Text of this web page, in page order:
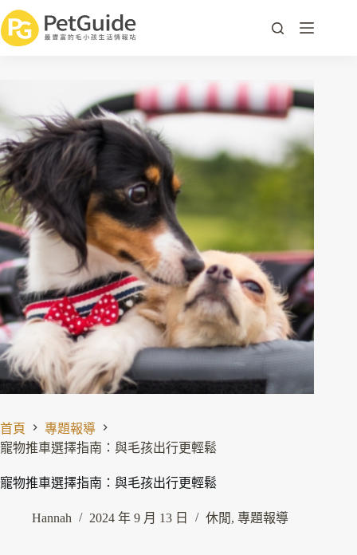
首頁
專題報導
寵物推車選擇指南：與毛孩出行更輕鬆
寵物推車選擇指南：與毛孩出行更輕鬆
Hannah 2024 年 9 月 13 日 休閒, 專題報導